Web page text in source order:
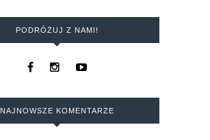
PODRÓŻUJ Z NAMI!
NAJNOWSZE KOMENTARZE